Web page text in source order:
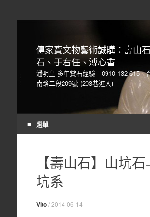
傳家寶文物藝術誠購：壽山
石、于右任、溥心畬
潘明皇-多年賞石經驗 0910-132-615
南路二段209號 (203巷進入)
選單
【壽山石】山坑
坑系
Vito/2014-06-14